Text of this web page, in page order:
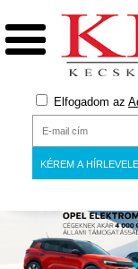
Elfogadom az